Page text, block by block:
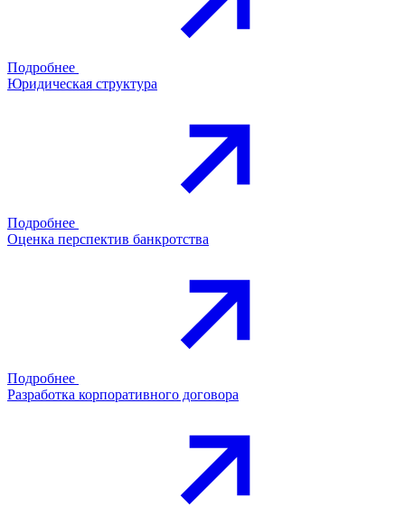
Подробнее
Юридическая структура
Подробнее
Оценка перспектив банкротства
Подробнее
Разработка корпоративного договора